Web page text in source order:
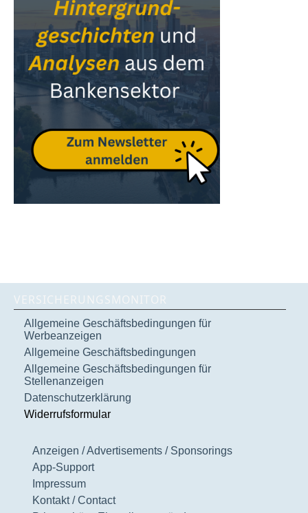
VERSICHERUNGSMONITOR
Allgemeine Geschäftsbedingungen für
Werbeanzeigen
Allgemeine Geschäftsbedingungen
Allgemeine Geschäftsbedingungen für
Stellenanzeigen
Datenschutzerklärung
Widerrufsformular
Anzeigen / Advertisements / Sponsorings
App-Support
Impressum
Kontakt / Contact